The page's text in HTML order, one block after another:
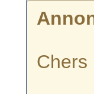
Chers